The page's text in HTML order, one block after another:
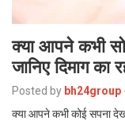
क्या आपने कभी
जानिए दिमाग का
Posted by bh24group
क्या आपने कभी कोई सपना